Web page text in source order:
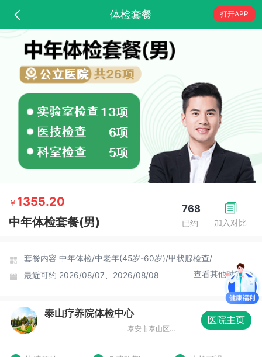
体检套餐 打开APP
加入对比
768
已约
￥ 1355.20
中年体检套餐(男)
套餐内容 中年体检/中老年(45岁-60岁)/甲状腺检查/
最近可约 2026/08/07、2026/08/08 查看其他时间
泰山疗养院体检中心
泰安市泰山区天外村街3号
医院主页